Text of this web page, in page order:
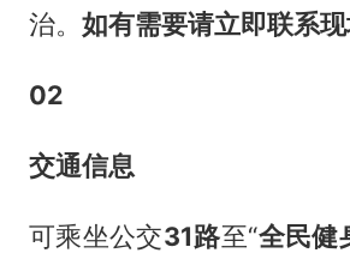
治。 如有需要请立即联系现
02
交通信息
可乘坐公交31路至“全民健